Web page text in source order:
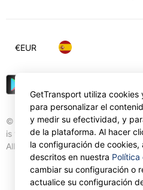
© Gettransport International
is trademark of Gettransport
All rights reserved.
€EUR
GetTransport utiliza cookies
para personalizar el
y medir su efectividad, y
de la plataforma. Al hacer
la configuración de cookies,
descritos en nuestra
cambiar su configuración o
actualice su configuración